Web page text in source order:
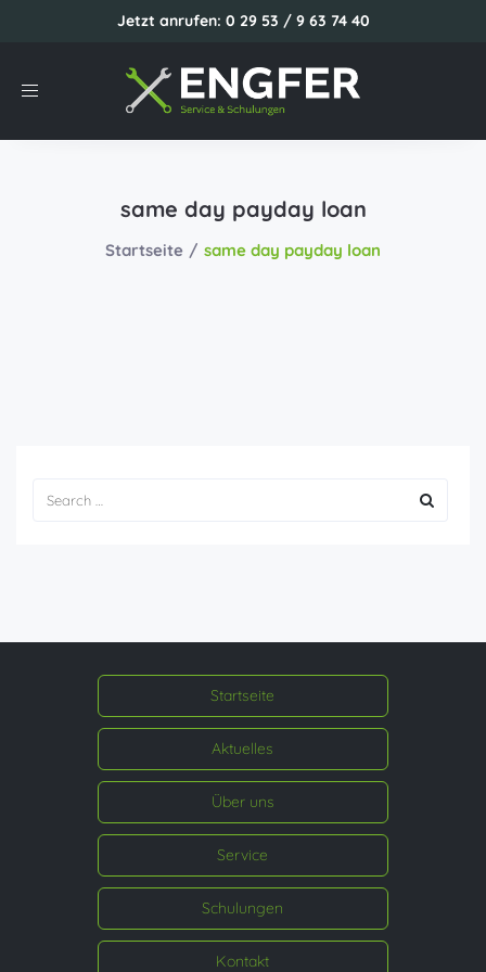
Jetzt anrufen: 0 29 53 / 9 63 74 40
Toggle
same day payday loan
Startseite same day payday loan
Startseite
Aktuelles
Über uns
Service
Schulungen
Kontakt